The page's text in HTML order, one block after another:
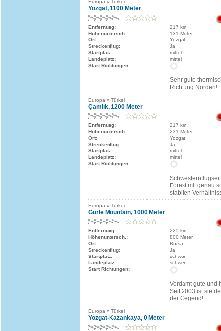
Europa » Türkei
Yozgat, 1100 Meter
Entfernung:
217 km
Höhenuntersch.:
131 Meter
Ort:
Yozgat
Streckenflug:
Ja
Startplatz:
mittel
Landeplatz:
mittel
Start Richtungen:
Sehr gute
Richtung Norden!
Europa » Türkei
Çamlık, 1200 Meter
Entfernung:
217 km
Höhenuntersch.:
231 Meter
Ort:
Yozgat
Streckenflug:
Ja
Startplatz:
mittel
Landeplatz:
mittel
Start Richtungen:
Forest mit genau
stabilen
Europa » Türkei
Gurle Mountain, 1000 Meter
Entfernung:
225 km
Höhenuntersch.:
800 Meter
Ort:
Bursa
Streckenflug:
Ja
Startplatz:
schwer
Landeplatz:
schwer
Start Richtungen:
Verdamt gute und
Seit 2003 ist sie
der Gegend!
Europa » Türkei
Yozgat-Kazankaya, 0 Meter